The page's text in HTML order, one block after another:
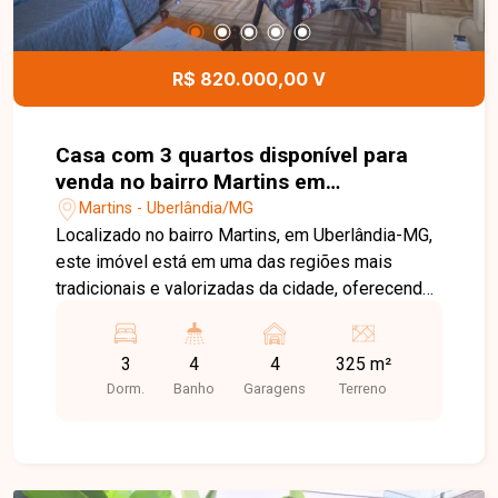
localizado e pronto para morar no bairro Santa
Mônica. Agende uma visita e venha conhecer
todos os detalhes deste imóvel.
R$ 820.000,00 V
Casa com 3 quartos disponível para
venda no bairro Martins em
Uberlândia-MG
Martins - Uberlândia/MG
Localizado no bairro Martins, em Uberlândia-MG,
este imóvel está em uma das regiões mais
tradicionais e valorizadas da cidade, oferecendo
principais vias e proximidade com
supermercados, farmácias, escolas, hospitais,
bancos e um amplo comércio. Sua localização
3
Dorm.
4
Banho
4
Garagens
325 m²
Terreno